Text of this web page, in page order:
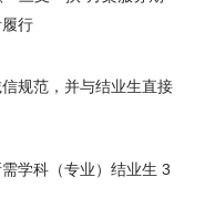
行
规范，并与结业生直接
学科（专业）结业生 3